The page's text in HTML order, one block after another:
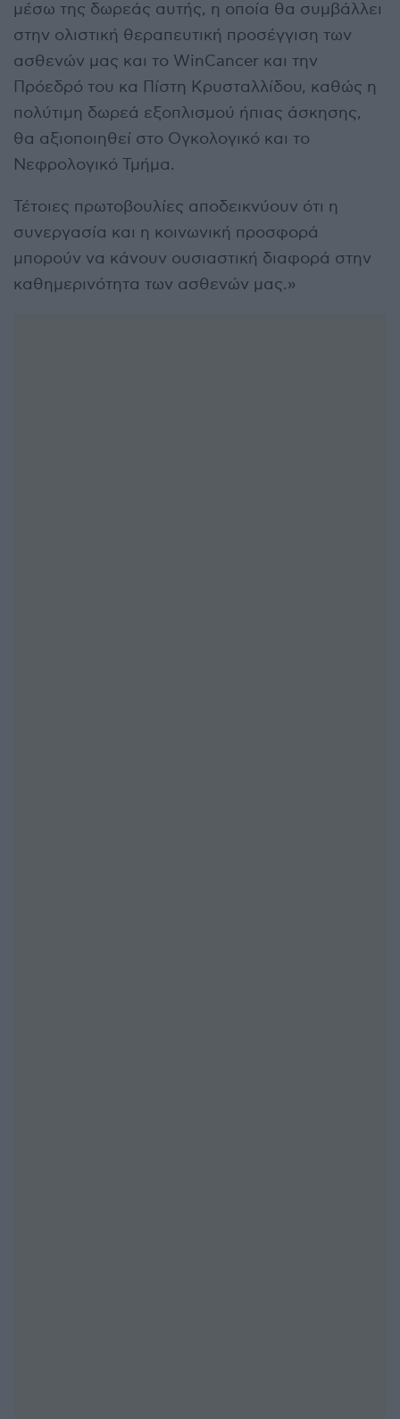
μέσω της δωρεάς αυτής, η οποία θα συμβάλλει
στην ολιστική θεραπευτική προσέγγιση των
ασθενών μας και το WinCancer και την
Πρόεδρό του κα Πίστη Κρυσταλλίδου, καθώς η
πολύτιμη δωρεά εξοπλισμού ήπιας άσκησης,
θα αξιοποιηθεί στο Ογκολογικό και το
Νεφρολογικό Τμήμα.
Τέτοιες πρωτοβουλίες αποδεικνύουν ότι η
συνεργασία και η κοινωνική προσφορά
μπορούν να κάνουν ουσιαστική διαφορά στην
καθημερινότητα των ασθενών μας.»